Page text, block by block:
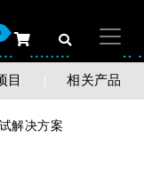
目 相关产品
解决方案